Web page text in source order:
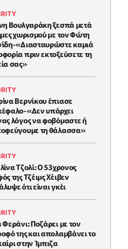
Βουλγαράκη ξεσπά μετά
χωρισμού με τον Φώτη
«Διασταυρώστε καμιά
πριν εκτοξεύσετε τη
σας»
Βερνίκου έπιασε
«Δεν υπάρχει
λόγος να φοβόμαστε ή
τη θάλασσα»
Τζολί: Ο 53χρονος
της Τζέιμς Χέιβεν
ότι είναι γκέι
Ποζάρει με τον
της και απολαμβάνει το
στην Ίμπιζα